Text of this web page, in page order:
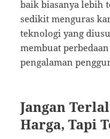
baik biasanya lebih
sedikit menguras
teknologi yang
membuat
pengalaman
Jangan
Harga, Tapi